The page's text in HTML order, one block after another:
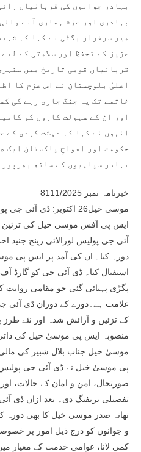
بہادر جوانوں کی قربانیاں
بہادری اور عزم ہماری آنے
میر سرفراز بگٹی نے کہا کہ
عزیز کے تحفظ اور سلامتی کے
قربانیاں قومی تاریخ میں
اعلیٰ بلوچستان نے اس عزم کا
خاتمے تک یہ جنگ جاری رہے گی
اور ان کے سہولت کاروں کو
انہوں نے کہا کہ دہشت گردی کے
حکومت اور افواجِ پاکستان ایک
بہادر سپاہیوں کے ساتھ
خبرنامہ نمبر 8111/2025
موسی خیل26 اکتوبر: ڈی
ایس پی آفس موسیٰ خیل کی تزئین و
آئی جی پولیس لورالائی رینج
دورہ کیا۔ ان کی آمد پر ایس پی
استقبال کیا۔ ڈی آئی جی کو گارڈ آف
پگڑی پہنائی گئی جو مقامی
علامت ہے۔دورے کے دوران ڈی
کے تزئین و آرائش شدہ اور نئے طرز پر
منصوبہ ایس پی موسیٰ خیل کی
موسیٰ خیل جناب بلال شبیر کی
پی موسیٰ خیل نے ڈی آئی جی
صورتحال، امن و امان کے حالات،
تفصیلی بریفنگ دی۔ بعد ازاں ڈی
تھانہ صدر موسیٰ خیل کا بھی دورہ
و جوانوں کو درج ذیل امور پر